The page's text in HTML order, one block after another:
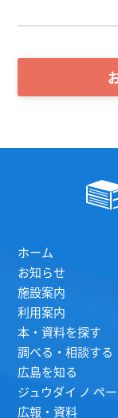
ホーム
お知らせ
施設案内
利用案内
本・資料を探す
調べる・相談する
広島を知る
ジュウダイ ノ ペ
広報・資料